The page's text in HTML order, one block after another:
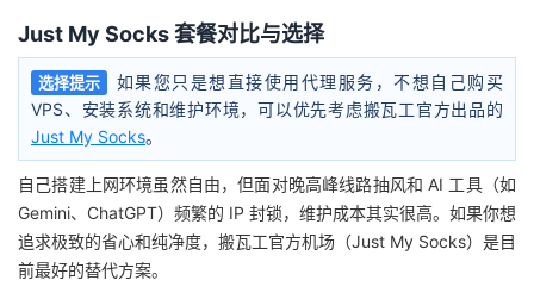
Just My Socks 套餐对比与选择
选择提示
如果您只是想直接使用代理服务，不想自己购买
VPS、安装系统和维护环境，可以优先考虑搬瓦工官方出品的
Just My Socks。
自己搭建上网环境虽然自由，但面对晚高峰线路抽风和 AI 工具（如
Gemini、ChatGPT）频繁的 IP 封锁，维护成本其实很高。如果你想
追求极致的省心和纯净度，搬瓦工官方机场（Just My Socks）是目
前最好的替代方案。